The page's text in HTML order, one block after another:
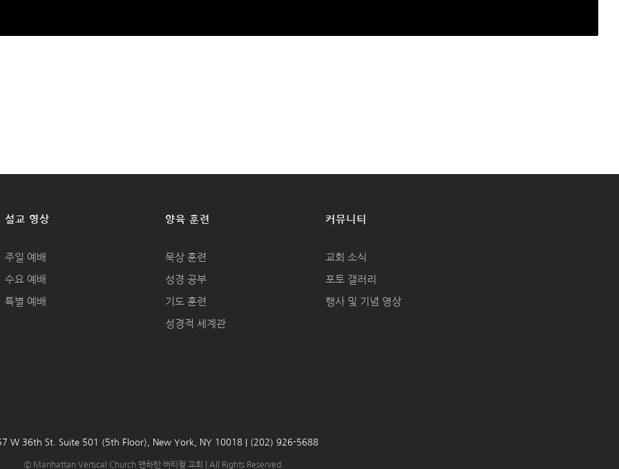
설교 영상
주일 예배
수요 예배
특별 예배
양육 훈련
묵상 훈련
성경 공부
기도 훈련
성경적 세계관
커뮤니티
교회 소식
포토 갤러리
행사 및 기념 영상
W 36th St. Suite 501 (5th Floor), New York, NY 10018 | (202) 926-5688
© Manhattan Vertical Church 맨하탄 버티컬 교회 | All Rights Reserved.